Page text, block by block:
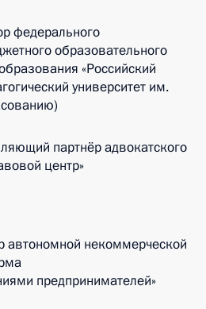
федерального
образовательного
«Российский
университет им.
партнёр адвокатского
центр»
автономной некоммерческой
предпринимателей»